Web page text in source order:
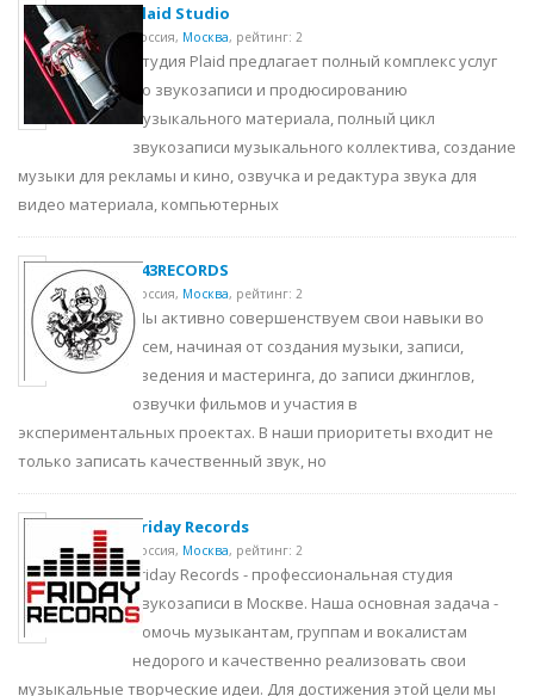
Plaid Studio
Россия, Москва, рейтинг: 2
Студия Plaid предлагает полный комплекс услуг
по звукозаписи и продюсированию
музыкального материала, полный цикл
звукозаписи музыкального коллектива, создание
музыки для рекламы и кино, озвучка и редактура звука для
видео материала, компьютерных
343RECORDS
Россия, Москва, рейтинг: 2
Мы активно совершенствуем свои навыки во
всем, начиная от создания музыки, записи,
сведения и мастеринга, до записи джинглов,
озвучки фильмов и участия в
экспериментальных проектах. В наши приоритеты входит не
только записать качественный звук, но
Friday Records
Россия, Москва, рейтинг: 2
Friday Records - профессиональная студия
звукозаписи в Москве. Наша основная задача -
помочь музыкантам, группам и вокалистам
недорого и качественно реализовать свои
музыкальные творческие идеи. Для достижения этой цели мы